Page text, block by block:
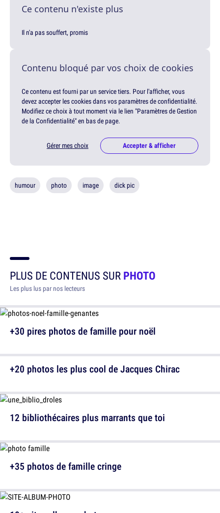
Ce contenu n'existe plus
Il n'a pas souffert, promis
Contenu bloqué par vos choix de cookies
Ce contenu est fourni par un service tiers. Pour l'afficher, vous
devez accepter les cookies dans vos paramètres de confidentialité.
Modifiez ce choix à tout moment via le lien "Paramètres de Gestion
de la Confidentialité" en bas de page.
Gérer mes choix Accepter & afficher
humour photo image dick pic
PLUS DE CONTENUS SURPHOTO
Les plus lus par nos lecteurs
+30 pires photos de famille pour noël
12 bibliothécaires plus marrants que toi
+20 photos les plus cool de Jacques Chirac
+35 photos de famille cringe